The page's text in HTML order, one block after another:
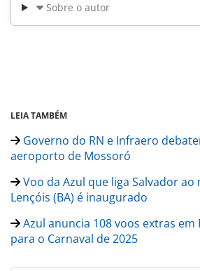
Sobre o autor
LEIA TAMBÉM
Governo do RN e Infraero
aeroporto de Mossoró
Voo da Azul que liga Salvador
Lençóis (BA) é inaugurado
Azul anuncia 108 voos extras
para o Carnaval de 2025